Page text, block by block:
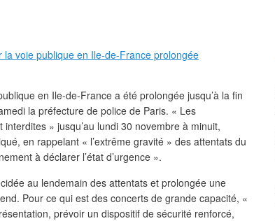
en Ile-de-France a été prolongée jusqu’à la fin
la préfecture de police de Paris. « Les
» jusqu’au lundi 30 novembre à minuit,
en rappelant « l’extrême gravité » des attentats du
à déclarer l’état d’urgence ».
au lendemain des attentats et prolongée une
Pour ce qui est des concerts de grande capacité, «
prévoir un dispositif de sécurité renforcé,